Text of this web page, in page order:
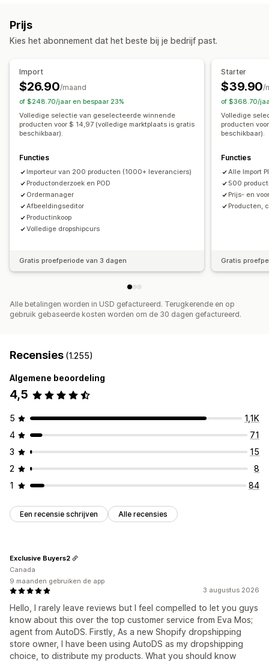
Huisdierproducten
Automotive Volwassen producten
Inkooplocaties
Argentinië
Australië
Duitsland
Finland
Frankrijk Hongarije
Nederland Nieuw-Zeeland Noorwegen Oostenrijk Polen
Portugal Spanje Turkije
Verenigd Koninkrijk
Zwitserland
Mockup-generator
Eigen templates
Volledige bedrukking
Borduurwerk
Cadeaus voor de feestdagen
Woondecoratie
Laserdecoraties
Sieraden Huisdierproducten
Muurkunst
White label
Bulkverzending
Aangepast verzenden
Milieuvriendelijke verzending
Wereldwijde fulfilment
Verzenden naar meerdere adressen
Totaalprijzen Bestellingen volgen
Prijs
Kies het abonnement dat het beste bij je bedrijf past.
Import
$26.90/maand
of $248.70/jaar en bespaar 23%
Volledige selectie van geselecteerde winnende
producten voor $ 14,97 (volledige marktplaats is gratis
beschikbaar).
Functies
Importeur van 200 producten (1000+ leveranciers)
Productonderzoek en POD
Ordermanager
Afbeeldingseditor
Productinkoop
Volledige dropshipcurs
Gratis proefperiode van 3 dagen
Starter
$39.90/
of $368.70/
Volledige
producten
beschikbaar).
Functies
Alle Import
500
Prijs- en
Producten,
Gratis
Alle betalingen worden in USD gefactureerd. Terugkerende en op
gebruik gebaseerde kosten worden om de 30 dagen gefactureerd.
Recensies (1.255)
Algemene beoordeling
4,5
5
1,1K
4
71
3
15
2
8
1
84
Een recensie schrijven Alle recensies
3 augustus 2026
Hello, I rarely leave reviews but I feel compelled to let you guys
know about this over the top customer service from Eva Mos;
agent from AutoDS. Firstly, As a new Shopify dropshipping
store owner, I have been using AutoDS as my dropshipping
choice, to distribute my products. What you should know
Exclusive Buyers2
Canada
9 maanden gebruiken de app